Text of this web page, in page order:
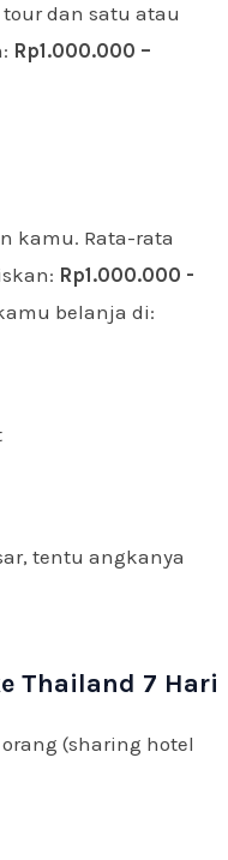
dan satu atau
Rp1.000.000 –
kamu. Rata-rata
Rp1.000.000 -
belanja di:
tentu angkanya
Thailand 7 Hari
(sharing hotel